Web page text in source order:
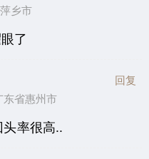
乡市
了
省惠州市
回复
率很高..